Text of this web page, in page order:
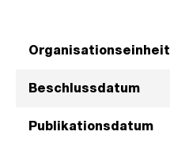
Organisationseinheit
Beschlussdatum
Publikationsdatum